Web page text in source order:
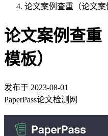
论文案例查重（论文案
论文案例查重
模板）
发布于 2023-08-01
PaperPass论文检测网